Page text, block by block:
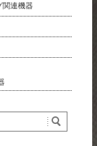
関連機器